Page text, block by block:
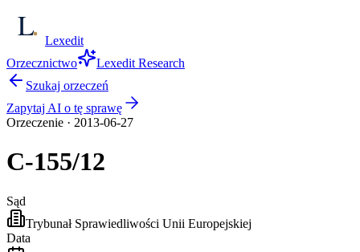
Lexedit
Orzecznictwo
Lexedit Research
Szukaj orzeczeń
Zapytaj AI o tę sprawę
Orzeczenie · 2013-06-27
C-155/12
Sąd
Trybunał Sprawiedliwości Unii Europejskiej
Data